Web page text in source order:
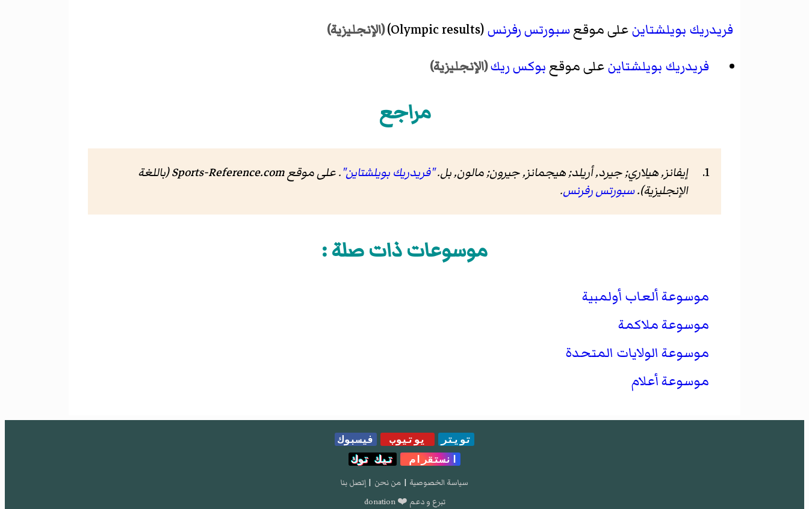
فريدريك بويلشتاينعلى موقعسبورتس رفرنس(Olympic results) (الإنجليزية)
فريدريك بويلشتاينعلى موقعبوكس ريك(الإنجليزية)
مراجع
إيفانز, هيلاري; جيرد, أريلد; هيجمانز, جيرون; مالون, بل."فريدريك بويلشتاين".على موقع Sports-Reference.com
(باللغة
الإنجليزية).سبورتس رفرنس.
موسوعات ذات صلة :
موسوعة ألعاب أولمبية
موسوعة ملاكمة
موسوعة الولايات المتحدة
موسوعة أعلام
تويتر يوتيوب
فيسبوك
انستقرام
تيك توك
سياسة الخصوصية | من نحن | إتصل بنا
تبرع و دعم ❤️ donation